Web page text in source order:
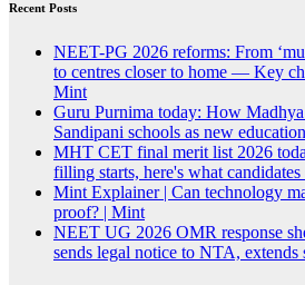
Recent Posts
NEET-PG 2026 reforms: From
to centres closer to home — Key
Mint
Guru Purnima today: How Madhya
Sandipani schools as new
MHT CET final merit list 2026
filling starts, here's what
Mint Explainer | Can technology
proof? | Mint
NEET UG 2026 OMR response
sends legal notice to NTA,